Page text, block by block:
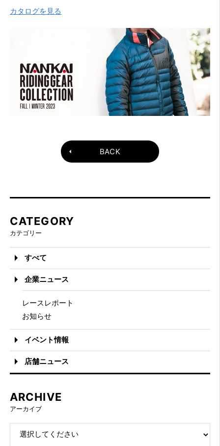
カタログを見る
BACK
CATEGORY
カテゴリー
すべて
企業ニュース
レースレポート
お知らせ
イベント情報
店舗ニュース
ARCHIVE
アーカイブ